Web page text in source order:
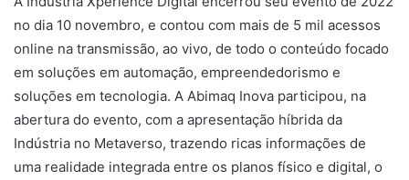
no dia 10 novembro, e contou com mais de 5 mil acessos
online na transmissão, ao vivo, de todo o conteúdo focado
em soluções em automação, empreendedorismo e
soluções em tecnologia. A Abimaq Inova participou, na
abertura do evento, com a apresentação híbrida da
Indústria no Metaverso, trazendo ricas informações de
uma realidade integrada entre os planos físico e digital, o